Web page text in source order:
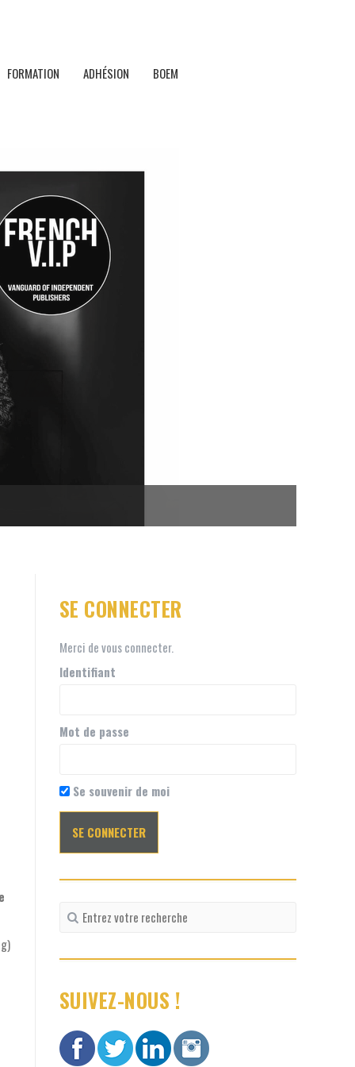
FORMATION ADHÉSION BOEM
SE CONNECTER
Merci de vous connecter.
Identifiant
Mot de passe
Se souvenir de moi
Recherche
pour
SUIVEZ-NOUS !